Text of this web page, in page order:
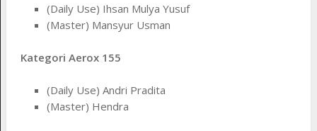
(Daily Use) Ihsan Mulya Yusuf
(Master) Mansyur Usman
Kategori Aerox 155
(Daily Use) Andri Pradita
(Master) Hendra